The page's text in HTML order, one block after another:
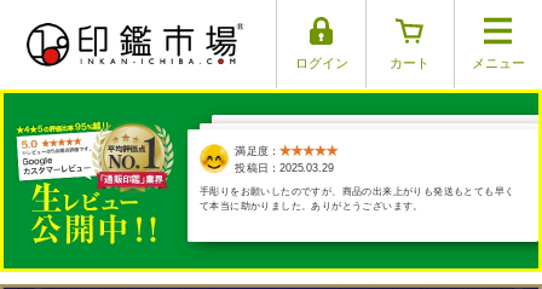
ログイン カート メニュー
満足度：
投稿日：2025.04.01
満足度：
投稿日：2025.03.29
手彫りをお願いしたのですが、商品の出来上がりも発送もとても早く
て本当に助かりました。ありがとうございます。
満足度：
投稿日：2025.03.26
満足度：
投稿日：2025.03.17
満足度：
投稿日：2025.03.30